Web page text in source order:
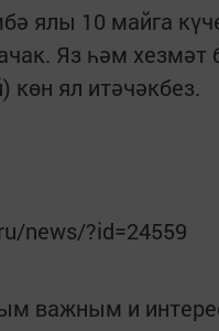
ялы 10 майга
Яз һәм
көн ял итәчәкбез.
news/?id=24559
важным и